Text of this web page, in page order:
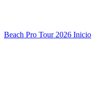
Beach Pro Tour 2026 Inicio